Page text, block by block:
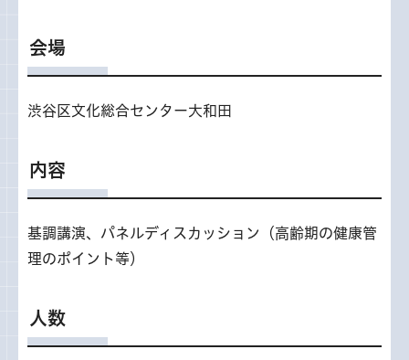
会場
渋谷区文化総合センター大和田
内容
基調講演、パネルディスカッション（高齢期の健康管
理のポイント等）
人数